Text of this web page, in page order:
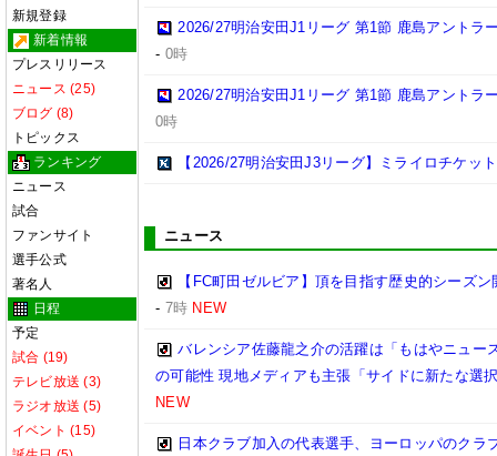
新規登録
新着情報
プレスリリース
ニュース (25)
ブログ (8)
トピックス
ランキング
ニュース
試合
ファンサイト
選手公式
著名人
日程
予定
試合 (19)
テレビ放送 (3)
ラジオ放送 (5)
イベント (15)
2026/27明治安田J1リーグ 第1節 鹿島アントラ
- 0時
2026/27明治安田J1リーグ 第1節 鹿島アントラ
0時
【2026/27明治安田J3リーグ】ミライロチケッ
ニュース
【FC町田ゼルビア】頂を目指す歴史的シーズ
- 7時 NEW
バレンシア佐藤龍之介の活躍は「もはやニュー
の可能性 現地メディアも主張「サイドに新たな選
NEW
日本クラブ加入の代表選手、ヨーロッパのク